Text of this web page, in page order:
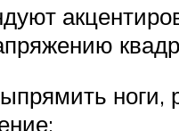
ноги,